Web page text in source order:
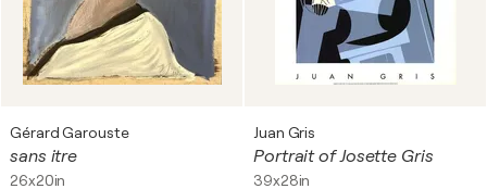
Gérard Garouste
sans itre
26x20in
Juan Gris
Portrait of Josette Gris
39x28in